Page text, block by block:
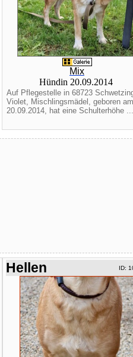
Mix
Hündin 20.09.2014
Auf Pflegestelle in 68723
Violet, Mischlingsmädel, geboren am
20.09.2014, hat eine Schulterhöhe ...
Hellen ID: